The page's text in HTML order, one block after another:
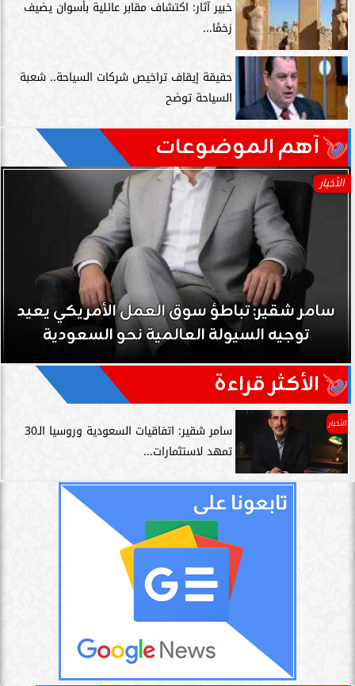
خبير آثار: اكتشاف مقابر عائلية بأسوان يضيف
زخمًا...
حقيقة إيقاف تراخيص شركات السياحة.. شعبة
السياحة توضح
آهم الموضوعات
الأخبار
سامر شقير: نمو صناديق الاستثمار الخاصة دليل
حي على نجاح رؤية 2030...
الأكثر قراءة
الأخبار
سامر شقير: اتفاقيات السعودية وروسيا الـ30
تمهد لاستثمارات...